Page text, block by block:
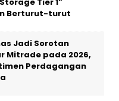
Tier 1”
Berturut-turut
Jadi Sorotan
Mitrade pada 2026,
Perdagangan